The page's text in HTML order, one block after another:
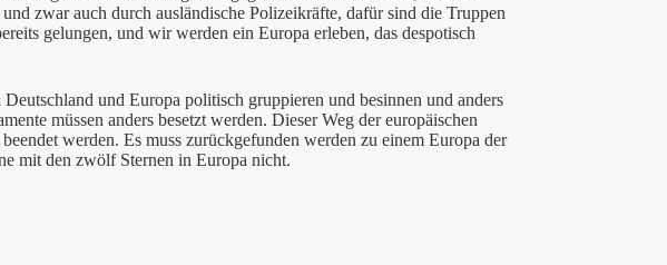
zwar auch durch ausländische Polizeikräfte, dafür sind die Truppen
gelungen, und wir werden ein Europa erleben, das despotisch
und Europa politisch gruppieren und besinnen und anders
müssen anders besetzt werden. Dieser Weg der europäischen
werden. Es muss zurückgefunden werden zu einem Europa der
mit den zwölf Sternen in Europa nicht.